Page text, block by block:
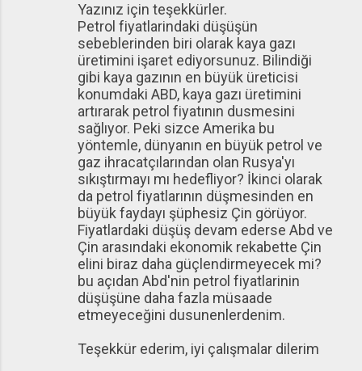
Yazınız için teşekkürler.
Petrol fiyatlarindaki düşüşün
sebeblerinden biri olarak kaya gazı
üretimini işaret ediyorsunuz. Bilindiği
gibi kaya gazının en büyük üreticisi
konumdaki ABD, kaya gazı üretimini
artırarak petrol fiyatının dusmesini
sağlıyor. Peki sizce Amerika bu
yöntemle, dünyanın en büyük petrol ve
gaz ihracatçılarından olan Rusya'yı
sıkıştırmayı mı hedefliyor? İkinci olarak
da petrol fiyatlarının düşmesinden en
büyük faydayı şüphesiz Çin görüyor.
Fiyatlardaki düşüş devam ederse Abd ve
Çin arasındaki ekonomik rekabette Çin
elini biraz daha güçlendirmeyecek mi?
bu açıdan Abd'nin petrol fiyatlarinin
düşüşüne daha fazla müsaade
etmeyeceğini dusunenlerdenim.
Teşekkür ederim, iyi çalışmalar dilerim